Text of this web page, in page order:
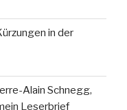
in der
Alain Schnegg,
Leserbrief